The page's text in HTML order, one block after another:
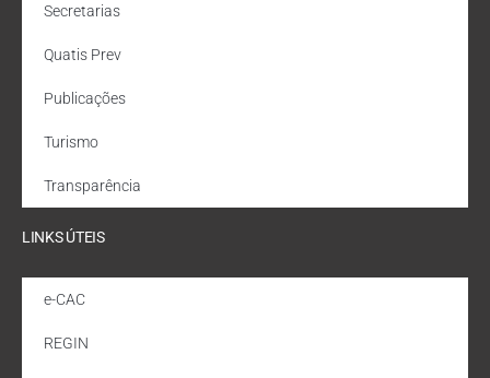
Secretarias
Quatis Prev
Publicações
Turismo
Transparência
LINKS ÚTEIS
e-CAC
REGIN